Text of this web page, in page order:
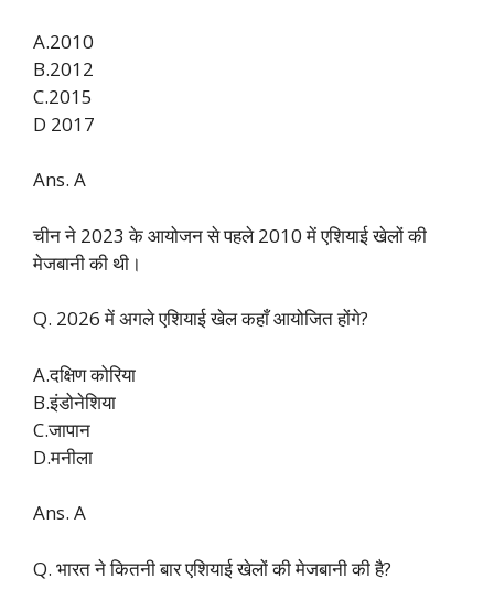
A.2010
B.2012
C.2015
D 2017
Ans. A
चीन ने 2023 के आयोजन से पहले 2010 में एशियाई खेलों की
मेजबानी की थी।
Q. 2026 में अगले एशियाई खेल कहाँ आयोजित होंगे?
A.दक्षिण कोरिया
B.इंडोनेशिया
C.जापान
D.मनीला
Ans. A
Q. भारत ने कितनी बार एशियाई खेलों की मेजबानी की है?